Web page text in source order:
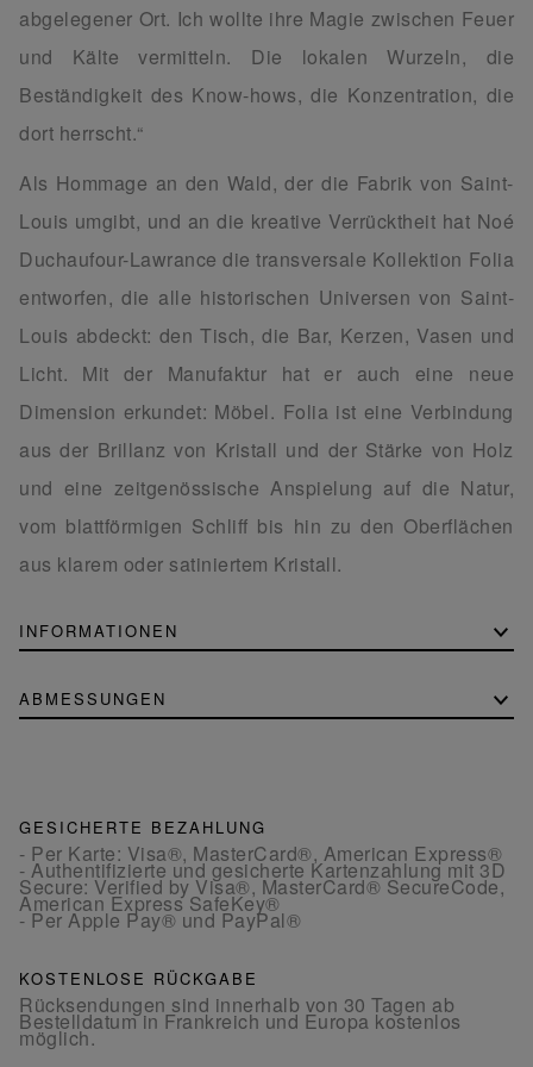
abgelegener Ort. Ich wollte ihre Magie zwischen Feuer
und Kälte vermitteln. Die lokalen Wurzeln, die
Beständigkeit des Know-hows, die Konzentration, die
dort herrscht.“
Als Hommage an den Wald, der die Fabrik von Saint-
Louis umgibt, und an die kreative Verrücktheit hat Noé
Duchaufour-Lawrance die transversale Kollektion Folia
entworfen, die alle historischen Universen von Saint-
Louis abdeckt: den Tisch, die Bar, Kerzen, Vasen und
Licht. Mit der Manufaktur hat er auch eine neue
Dimension erkundet: Möbel. Folia ist eine Verbindung
aus der Brillanz von Kristall und der Stärke von Holz
und eine zeitgenössische Anspielung auf die Natur,
vom blattförmigen Schliff bis hin zu den Oberflächen
aus klarem oder satiniertem Kristall.
INFORMATIONEN
ABMESSUNGEN
GESICHERTE BEZAHLUNG
- Per Karte: Visa®, MasterCard®, American Express®
- Authentifizierte und gesicherte Kartenzahlung mit 3D
Secure: Verified by Visa®, MasterCard® SecureCode,
American Express SafeKey®
- Per Apple Pay® und PayPal®
KOSTENLOSE RÜCKGABE
Rücksendungen sind innerhalb von 30 Tagen ab
Bestelldatum in Frankreich und Europa kostenlos
möglich.